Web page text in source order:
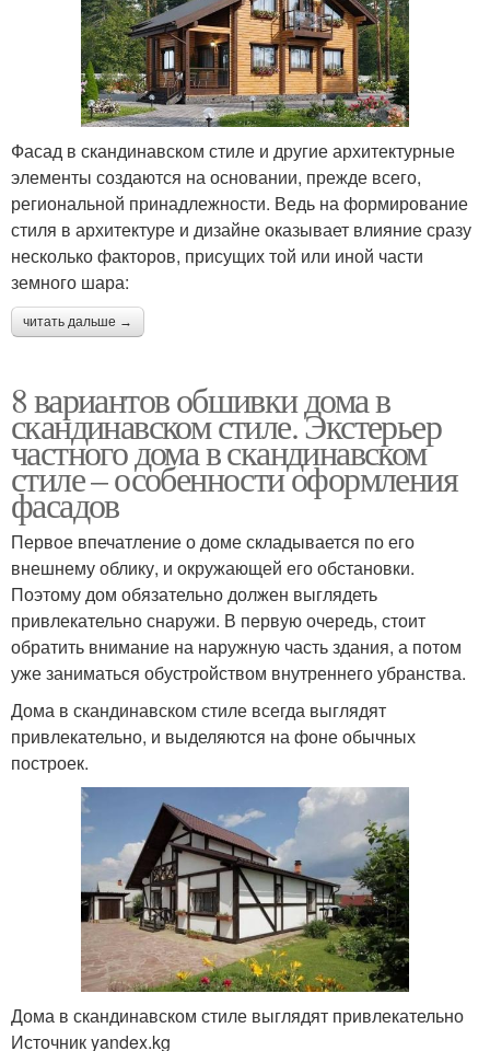
Фасад в скандинавском стиле и другие архитектурные
элементы создаются на основании, прежде всего,
региональной принадлежности. Ведь на формирование
стиля в архитектуре и дизайне оказывает влияние сразу
несколько факторов, присущих той или иной части
земного шара:
читать дальше →
8 вариантов обшивки дома в
скандинавском стиле. Экстерьер
частного дома в скандинавском
стиле – особенности оформления
фасадов
Первое впечатление о доме складывается по его
внешнему облику, и окружающей его обстановки.
Поэтому дом обязательно должен выглядеть
привлекательно снаружи. В первую очередь, стоит
обратить внимание на наружную часть здания, а потом
уже заниматься обустройством внутреннего убранства.
Дома в скандинавском стиле всегда выглядят
привлекательно, и выделяются на фоне обычных
построек.
Дома в скандинавском стиле выглядят привлекательно
Источник yandex.kg